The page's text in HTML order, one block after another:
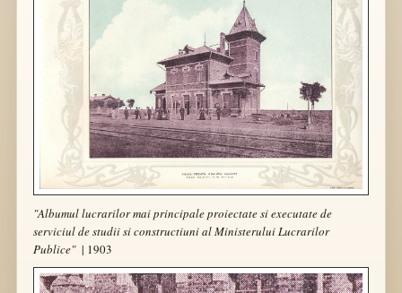
"Albumul lucrarilor mai principale proiectate si executate de
serviciul de studii si constructiuni al Ministerului Lucrarilor
Publice" | 1903